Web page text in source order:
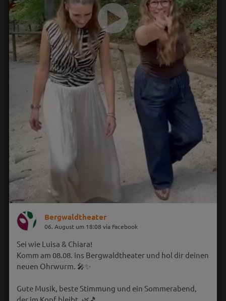
Bergwaldtheater
06. August um 18:08 via Facebook
Sei wie Luisa & Chiara!
Komm am 08.08. ins Bergwaldtheater und hol dir deinen
neuen Ohrwurm. 🎤✨
Gute Musik, beste Stimmung und ein Sommerabend,